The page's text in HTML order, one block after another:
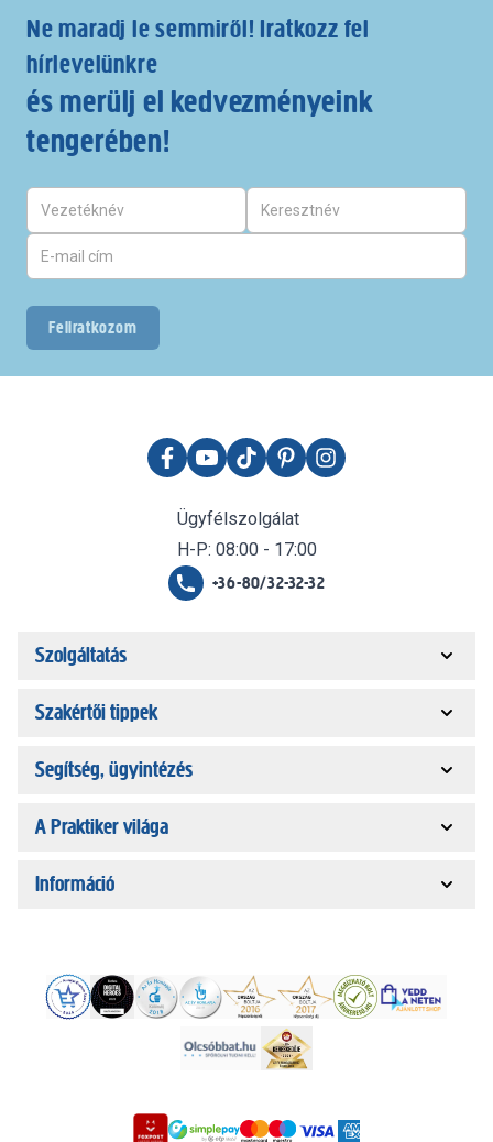
Ne maradj le semmiről! Iratkozz fel
hírlevelünkre
és merülj el kedvezményeink
tengerében!
Feliratkozom
Ügyfélszolgálat
H-P: 08:00 - 17:00
+36-80/32-32-32
Szolgáltatás
Szakértői tippek
Segítség, ügyintézés
A Praktiker világa
Információ